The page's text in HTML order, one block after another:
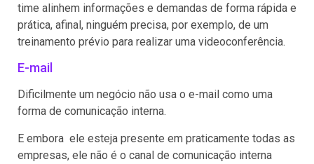
time alinhem informações e demandas de forma rápida e
prática, afinal, ninguém precisa, por exemplo, de um
treinamento prévio para realizar uma videoconferência.
E-mail
Dificilmente um negócio não usa o e-mail como uma
forma de comunicação interna.
E embora ele esteja presente em praticamente todas as
empresas, ele não é o canal de comunicação interna